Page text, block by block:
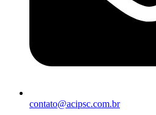
contato@acipsc.com.br